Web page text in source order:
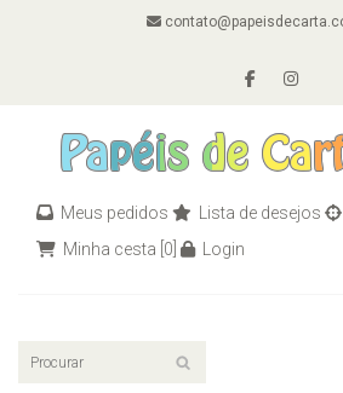
Meus pedidos Lista de desejos
Minha cesta [0] Login